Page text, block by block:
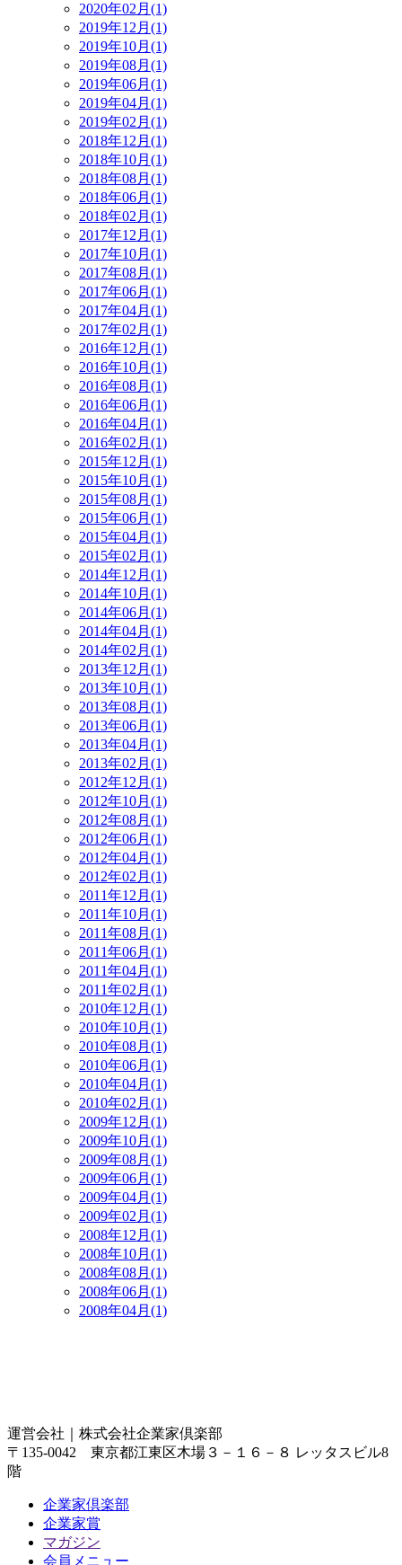
2020年02月(1)
2019年12月(1)
2019年10月(1)
2019年08月(1)
2019年06月(1)
2019年04月(1)
2019年02月(1)
2018年12月(1)
2018年10月(1)
2018年08月(1)
2018年06月(1)
2018年02月(1)
2017年12月(1)
2017年10月(1)
2017年08月(1)
2017年06月(1)
2017年04月(1)
2017年02月(1)
2016年12月(1)
2016年10月(1)
2016年08月(1)
2016年06月(1)
2016年04月(1)
2016年02月(1)
2015年12月(1)
2015年10月(1)
2015年08月(1)
2015年06月(1)
2015年04月(1)
2015年02月(1)
2014年12月(1)
2014年10月(1)
2014年06月(1)
2014年04月(1)
2014年02月(1)
2013年12月(1)
2013年10月(1)
2013年08月(1)
2013年06月(1)
2013年04月(1)
2013年02月(1)
2012年12月(1)
2012年10月(1)
2012年08月(1)
2012年06月(1)
2012年04月(1)
2012年02月(1)
2011年12月(1)
2011年10月(1)
2011年08月(1)
2011年06月(1)
2011年04月(1)
2011年02月(1)
2010年12月(1)
2010年10月(1)
2010年08月(1)
2010年06月(1)
2010年04月(1)
2010年02月(1)
2009年12月(1)
2009年10月(1)
2009年08月(1)
2009年06月(1)
2009年04月(1)
2009年02月(1)
2008年12月(1)
2008年10月(1)
2008年08月(1)
2008年06月(1)
2008年04月(1)
運営会社｜ 株式会社企業家倶楽部
〒135-0042 東京都江東区木場３－１６－８ レッタスビル8
階
企業家倶楽部
企業家賞
マガジン
会員メニュー